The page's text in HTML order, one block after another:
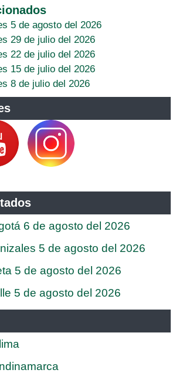
5 de agosto del 2026
29 de julio del 2026
22 de julio del 2026
15 de julio del 2026
8 de julio del 2026
6 de agosto del 2026
5 de agosto del 2026
5 de agosto del 2026
5 de agosto del 2026